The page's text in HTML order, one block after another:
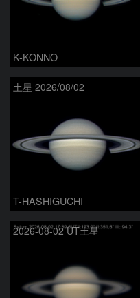
K-KONNO
土星 2026/08/02
T-HASHIGUCHI
2026-08-02 UT土星